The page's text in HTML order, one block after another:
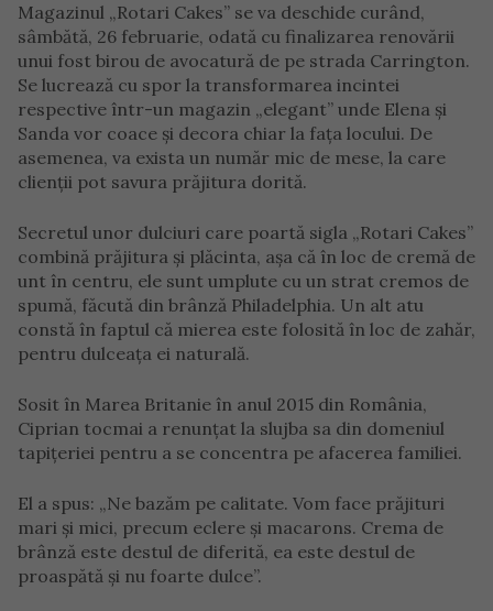
Magazinul „Rotari Cakes” se va deschide curând,
sâmbătă, 26 februarie, odată cu finalizarea renovării
unui fost birou de avocatură de pe strada Carrington.
Se lucrează cu spor la transformarea incintei
respective într-un magazin „elegant” unde Elena și
Sanda vor coace și decora chiar la fața locului. De
asemenea, va exista un număr mic de mese, la care
clienții pot savura prăjitura dorită.
Secretul unor dulciuri care poartă sigla „Rotari Cakes”
combină prăjitura și plăcinta, așa că în loc de cremă de
unt în centru, ele sunt umplute cu un strat cremos de
spumă, făcută din brânză Philadelphia. Un alt atu
constă în faptul că mierea este folosită în loc de zahăr,
pentru dulceața ei naturală.
Sosit în Marea Britanie în anul 2015 din România,
Ciprian tocmai a renunțat la slujba sa din domeniul
tapițeriei pentru a se concentra pe afacerea familiei.
El a spus: „Ne bazăm pe calitate. Vom face prăjituri
mari și mici, precum eclere și macarons. Crema de
brânză este destul de diferită, ea este destul de
proaspătă și nu foarte dulce”.